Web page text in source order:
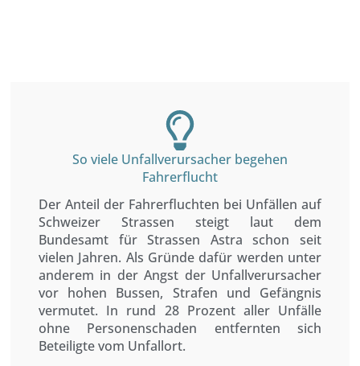
So viele Unfallverursacher begehen
Fahrerflucht
Der Anteil der Fahrerfluchten bei Unfällen auf
Schweizer Strassen steigt laut dem
Bundesamt für Strassen Astra schon seit
vielen Jahren. Als Gründe dafür werden unter
anderem in der Angst der Unfallverursacher
vor hohen Bussen, Strafen und Gefängnis
vermutet. In rund 28 Prozent aller Unfälle
ohne Personenschaden entfernten sich
Beteiligte vom Unfallort.